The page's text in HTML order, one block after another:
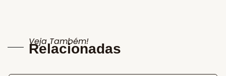
Veja Também!
Relacionadas